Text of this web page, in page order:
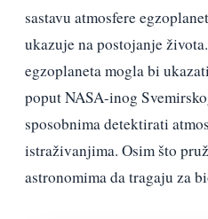
sastavu atmosfere
ukazuje na postojanje
egzoplaneta mogla bi
poput NASA-inog
sposobnima detektirati
istraživanjima. Osim što
astronomima da tragaju za